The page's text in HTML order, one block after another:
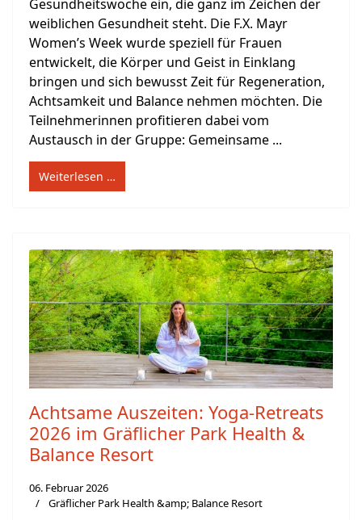
Gesundheitswoche ein, die ganz im Zeichen der
weiblichen Gesundheit steht. Die F.X. Mayr
Women’s Week wurde speziell für Frauen
entwickelt, die Körper und Geist in Einklang
bringen und sich bewusst Zeit für Regeneration,
Achtsamkeit und Balance nehmen möchten. Die
Teilnehmerinnen profitieren dabei vom
Austausch in der Gruppe: Gemeinsame ...
Weiterlesen …
Achtsame Auszeiten: Yoga-Retreats
2026 im Gräflicher Park Health &
Balance Resort
06. Februar 2026
Gräflicher Park Health &amp; Balance Resort